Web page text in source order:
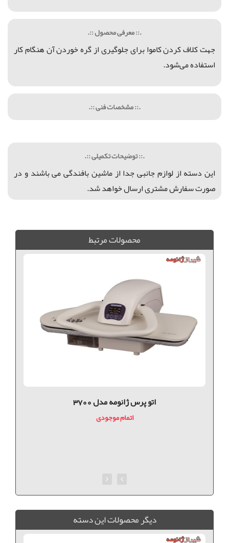
.:: معرفی محصول ::.
جهت کلاف کردن کاموا برای جلوگیری از گره خوردن آن هنگام کار
استفاده می‌شود.
.:: مشخصات فنی ::.
.:: توضیحات تکمیلی ::.
این دسته از لوازم جانبی جدا از ماشین بافندگی می باشند و در
صورت سفارش مشتری ارسال خواهد شد.
محصولات مرتبط
اتو پرس ژانومه مدل 3700
اتمام موجودی
ديگر محصولات اين دسته